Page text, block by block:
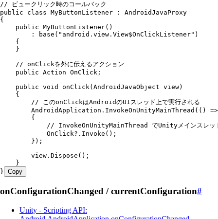
// ビュークリック時のコールバック
public class MyButtonListener :
AndroidJavaProxy
{
    public
MyButtonListener()
        :
base ( " android.view.View$OnClickListener" )
    {
    }
    // onClickを外に伝えるアクション
    public
Action OnClick;
    public
void onClick( AndroidJavaObject view)
    {
        // このonClickはAndroidのUIスレッド上で実行される
        AndroidApplication
. InvokeOnUnityMainThread (() =>
        {
// InvokeOnUnityMainThread でUnityメインスレッド
            OnClick
? . Invoke ();
        });
        view
. Dispose ();
    }
} Copy
onConfigurationChanged / currentConfiguration#
Unity - Scripting API: